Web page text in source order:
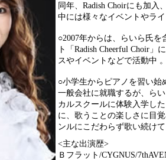
同年、Radish Choirにも加入
中には様々なイベントやラ
○2007年からは、らいら氏を
ト「Radish Cheerful Choir」
スやイベントなどで活動中
○小学生からピアノを習い始
一般会社に就職するが、ら
カルスクールに体験入学し
に、歌うことの楽しさに目
ンルにこだわらず歌い続け
<主な出演歴>
Ｂフラット/CYGNUS/